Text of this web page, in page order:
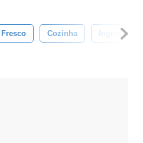
Fresco Cozinha Ingrediente